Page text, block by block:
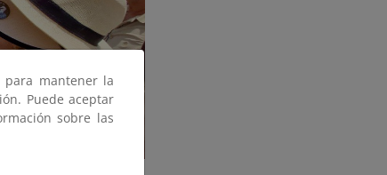
para mantener la
Puede aceptar
sobre las